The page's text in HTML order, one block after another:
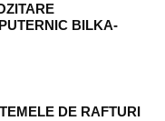
BILKA-
DE RAFTURI